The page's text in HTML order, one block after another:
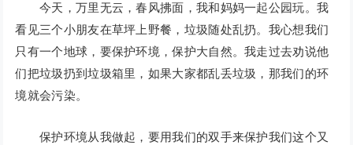
今天，万里无云，春风拂面，我和妈妈一起公园玩。我
看见三个小朋友在草坪上野餐，垃圾随处乱扔。我心想我们
只有一个地球，要保护环境，保护大自然。我走过去劝说他
们把垃圾扔到垃圾箱里，如果大家都乱丢垃圾，那我们的环
境就会污染。
保护环境从我做起，要用我们的双手来保护我们这个又